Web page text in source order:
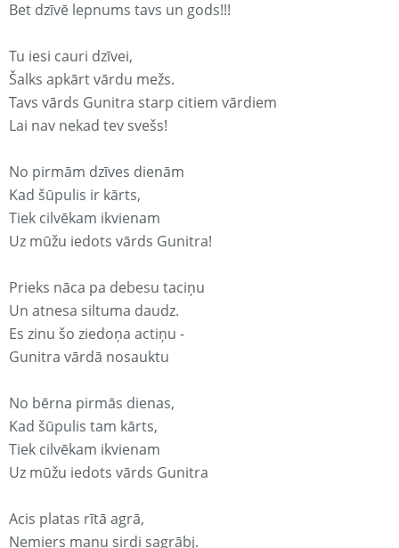
Bet dzīvē lepnums tavs un gods!!!
Tu iesi cauri dzīvei,
Šalks apkārt vārdu mežs.
Tavs vārds Gunitra starp citiem vārdiem
Lai nav nekad tev svešs!
No pirmām dzīves dienām
Kad šūpulis ir kārts,
Tiek cilvēkam ikvienam
Uz mūžu iedots vārds Gunitra!
Prieks nāca pa debesu taciņu
Un atnesa siltuma daudz.
Es zinu šo ziedoņa actiņu -
Gunitra vārdā nosauktu
No bērna pirmās dienas,
Kad šūpulis tam kārts,
Tiek cilvēkam ikvienam
Uz mūžu iedots vārds Gunitra
Acis platas rītā agrā,
Nemiers manu sirdi sagrābj.